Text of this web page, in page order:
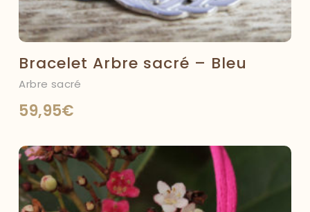
Bracelet Arbre sacré – Bleu
Arbre sacré
59,95€